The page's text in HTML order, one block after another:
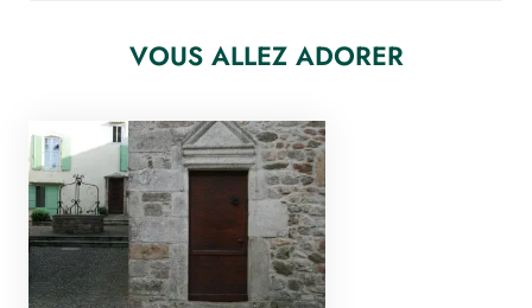
VOUS ALLEZ ADORER